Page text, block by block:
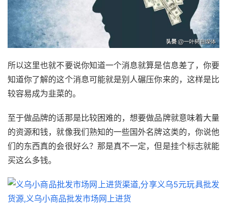
所以这里也就不要说你知道一个消息就算是信息差了，你要
知道你了解的这个消息可能就是别人碾压你来的，这样是比
较容易成为韭菜的。
至于做品牌的话那是比较困难的，想要做品牌就意味着大量
的资源和钱，就像我们熟知的一些国外名牌这类的，你说他
们的东西真的会很好么？那是真不一定，但是挂个标志就能
买这么多钱。